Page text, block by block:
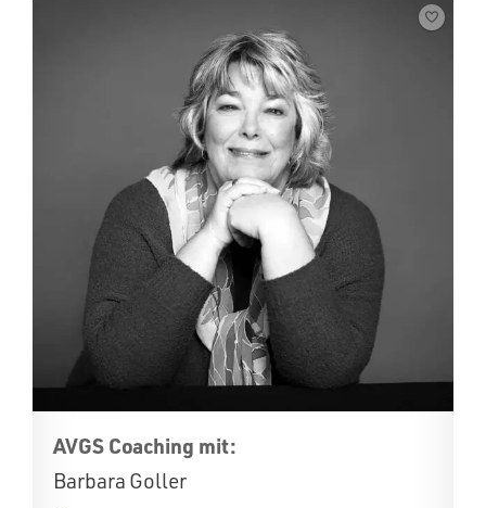
AVGS Coaching mit:
Barbara Goller